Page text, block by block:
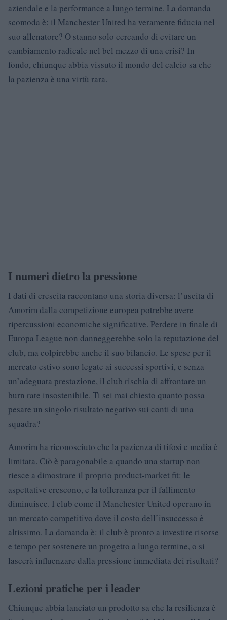
aziendale e la performance a lungo termine. La domanda
scomoda è: il Manchester United ha veramente fiducia nel
suo allenatore? O stanno solo cercando di evitare un
cambiamento radicale nel bel mezzo di una crisi? In
fondo, chiunque abbia vissuto il mondo del calcio sa che
la pazienza è una virtù rara.
I numeri dietro la pressione
I dati di crescita raccontano una storia diversa: l’uscita di
Amorim dalla competizione europea potrebbe avere
ripercussioni economiche significative. Perdere in finale di
Europa League non danneggerebbe solo la reputazione del
club, ma colpirebbe anche il suo bilancio. Le spese per il
mercato estivo sono legate ai successi sportivi, e senza
un’adeguata prestazione, il club rischia di affrontare un
burn rate insostenibile. Ti sei mai chiesto quanto possa
pesare un singolo risultato negativo sui conti di una
squadra?
Amorim ha riconosciuto che la pazienza di tifosi e media è
limitata. Ciò è paragonabile a quando una startup non
riesce a dimostrare il proprio product-market fit: le
aspettative crescono, e la tolleranza per il fallimento
diminuisce. I club come il Manchester United operano in
un mercato competitivo dove il costo dell’insuccesso è
altissimo. La domanda è: il club è pronto a investire risorse
e tempo per sostenere un progetto a lungo termine, o si
lascerà influenzare dalla pressione immediata dei risultati?
Lezioni pratiche per i leader
Chiunque abbia lanciato un prodotto sa che la resilienza è